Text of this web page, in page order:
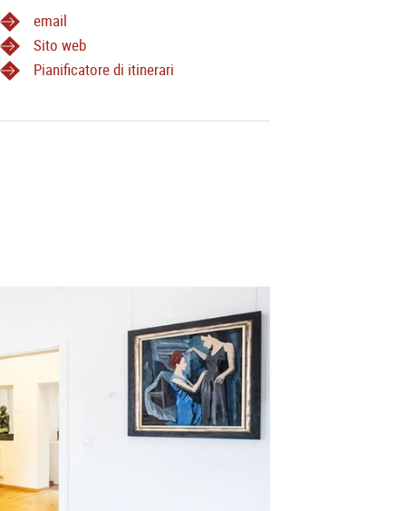
email
Sito web
Pianificatore di itinerari